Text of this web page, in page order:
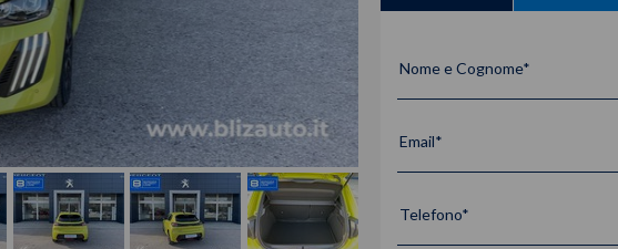
Nome e Cognome*
Email*
Telefono*